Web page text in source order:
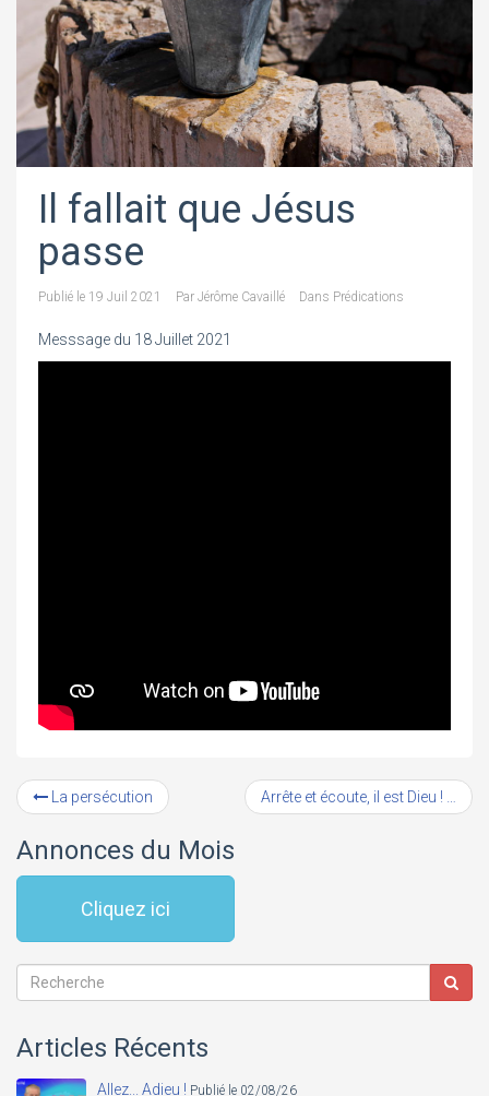
Il fallait que Jésus
passe
Publié le 19 Juil 2021 Par Jérôme Cavaillé Dans Prédications
Messsage du 18 Juillet 2021
La persécution Arrête et écoute, il est Dieu !
Annonces du Mois
Cliquez ici
Articles Récents
Allez... Adieu ! Publié le 02/08/26